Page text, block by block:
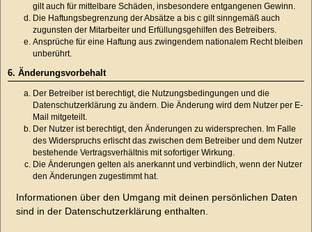
gilt auch für mittelbare Schäden, insbesondere entgangenen Gewinn.
Die Haftungsbegrenzung der Absätze a bis c gilt sinngemäß auch
zugunsten der Mitarbeiter und Erfüllungsgehilfen des Betreibers.
Ansprüche für eine Haftung aus zwingendem nationalem Recht bleiben
unberührt.
6. Änderungsvorbehalt
Der Betreiber ist berechtigt, die Nutzungsbedingungen und die
Datenschutzerklärung zu ändern. Die Änderung wird dem Nutzer per E-
Mail mitgeteilt.
Der Nutzer ist berechtigt, den Änderungen zu widersprechen. Im Falle
des Widerspruchs erlischt das zwischen dem Betreiber und dem Nutzer
bestehende Vertragsverhältnis mit sofortiger Wirkung.
Die Änderungen gelten als anerkannt und verbindlich, wenn der Nutzer
den Änderungen zugestimmt hat.
Informationen über den Umgang mit deinen persönlichen Daten
sind in der Datenschutzerklärung enthalten.